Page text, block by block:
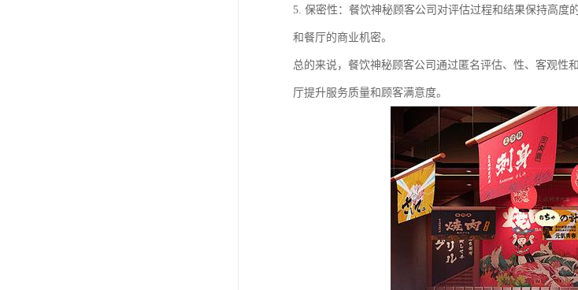
5. 保密性：餐饮神秘顾客公司对评估过程和结果保持高度
和餐厅的商业机密。
总的来说，餐饮神秘顾客公司通过匿名评估、性、客观性
厅提升服务质量和顾客满意度。